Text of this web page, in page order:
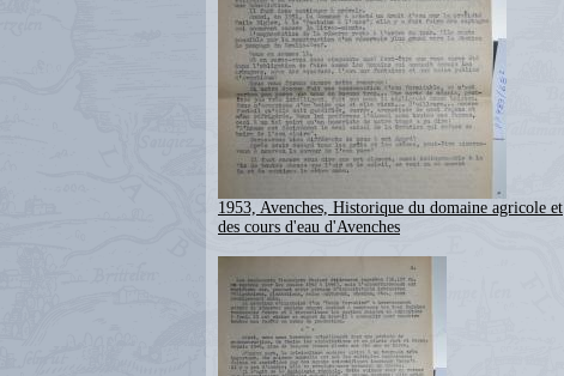
1953, Avenches, Historique du domaine agricole et
des cours d'eau d'Avenches